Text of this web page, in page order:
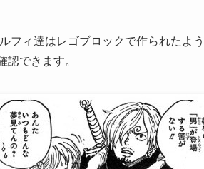
フィ達はレゴブロックで作られたよ
できます。